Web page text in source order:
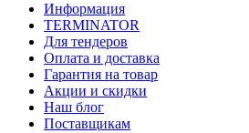
Информация
TERMINATOR
Для тендеров
Оплата и доставка
Гарантия на товар
Акции и скидки
Наш блог
Поставщикам